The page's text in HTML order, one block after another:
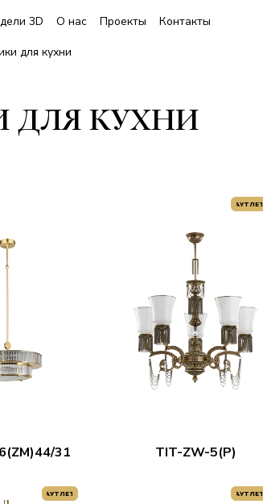
3D О нас Проекты Контакты
для кухни
ДЛЯ КУХНИ
31
АУТЛЕТ
TIT-ZW-5(P)
АУТЛЕТ АУТЛЕТ